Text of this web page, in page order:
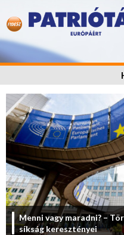
Menni vagy maradni? –
síkság keresztényei